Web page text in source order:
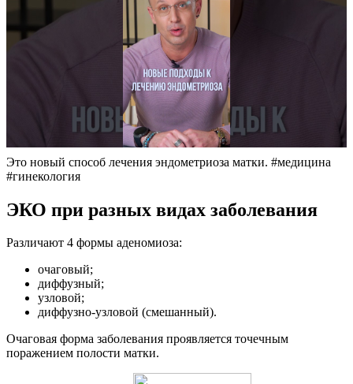
Это новый способ лечения эндометриоза матки. #медицина
#гинекология
ЭКО при разных видах заболевания
Различают 4 формы аденомиоза:
очаговый;
диффузный;
узловой;
диффузно-узловой (смешанный).
Очаговая форма заболевания проявляется точечным
поражением полости матки.